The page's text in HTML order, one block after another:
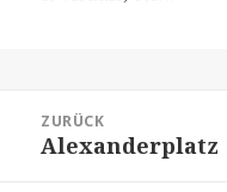
ZURÜCK
Vorheriger
Alexanderplatz